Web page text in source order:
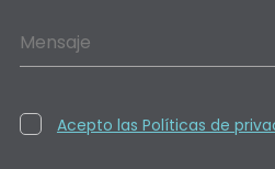
Mensaje
Acepto las Políticas de